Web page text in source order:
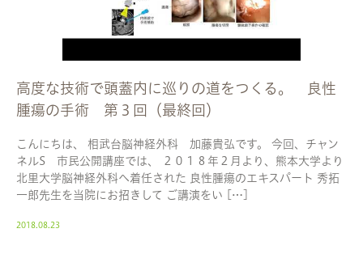
高度な技術で頭蓋内に巡りの道をつくる。 良性
腫瘍の手術 第３回（最終回）
こんにちは、 相武台脳神経外科 加藤貴弘です。 今回、チャン
ネルS 市民公開講座では、 ２０１８年２月より、熊本大学より
北里大学脳神経外科へ着任された 良性腫瘍のエキスパート 秀拓
一郎先生を当院にお招きして ご講演をい […]
2018.08.23